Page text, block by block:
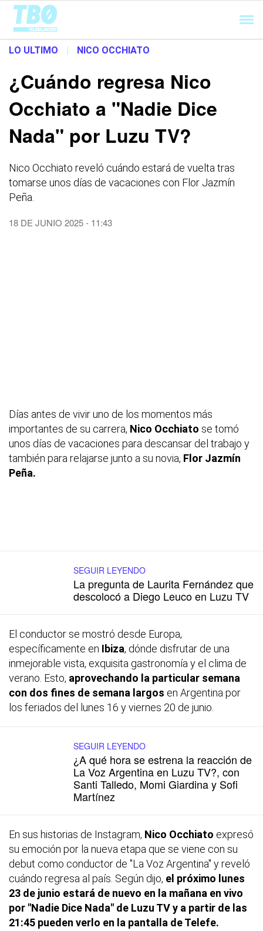
Cargando...
LO ULTIMO | NICO OCCHIATO
¿Cuándo regresa Nico
Occhiato a "Nadie Dice
Nada" por Luzu TV?
Nico Occhiato reveló cuándo estará de vuelta tras
tomarse unos días de vacaciones con Flor Jazmín
Peña.
18 DE JUNIO 2025 - 11:43
Días antes de vivir uno de los momentos más
importantes de su carrera, Nico Occhiato se tomó
unos días de vacaciones para descansar del trabajo y
también para relajarse junto a su novia, Flor Jazmín
Peña.
SEGUIR LEYENDO
La pregunta de Laurita Fernández que
descolocó a Diego Leuco en Luzu TV
El conductor se mostró desde Europa,
específicamente en Ibiza, dónde disfrutar de una
inmejorable vista, exquisita gastronomía y el clima de
verano. Esto, aprovechando la particular semana
con dos fines de semana largos en Argentina por
los feriados del lunes 16 y viernes 20 de junio.
SEGUIR LEYENDO
¿A qué hora se estrena la reacción de
La Voz Argentina en Luzu TV?, con
Santi Talledo, Momi Giardina y Sofi
Martínez
En sus historias de Instagram, Nico Occhiato expresó
su emoción por la nueva etapa que se viene con su
debut como conductor de "La Voz Argentina" y reveló
cuándo regresa al país. Según dijo, el próximo lunes
23 de junio estará de nuevo en la mañana en vivo
por "Nadie Dice Nada" de Luzu TV y a partir de las
21:45 pueden verlo en la pantalla de Telefe.